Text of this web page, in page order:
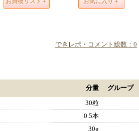
できレポ・コメント総数：0
分量 グループ
30粒
0.5本
30g